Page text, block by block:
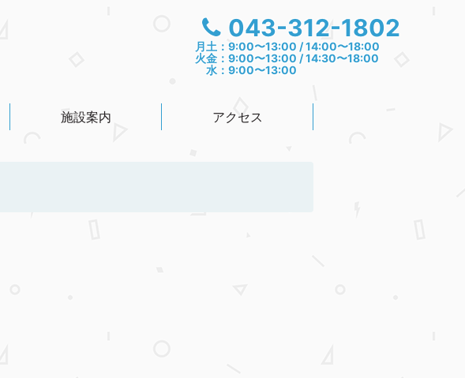
043-312-1802
月土：9:00〜13:00 / 14:00〜18:00
火金：9:00〜13:00 / 14:30〜18:00
水：9:00〜13:00
施設案内 アクセス